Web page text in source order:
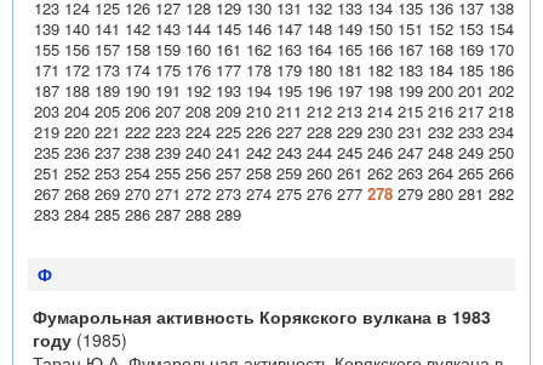
123 124 125 126 127 128 129 130 131 132 133 134 135 136 137 138
139 140 141 142 143 144 145 146 147 148 149 150 151 152 153 154
155 156 157 158 159 160 161 162 163 164 165 166 167 168 169 170
171 172 173 174 175 176 177 178 179 180 181 182 183 184 185 186
187 188 189 190 191 192 193 194 195 196 197 198 199 200 201 202
203 204 205 206 207 208 209 210 211 212 213 214 215 216 217 218
219 220 221 222 223 224 225 226 227 228 229 230 231 232 233 234
235 236 237 238 239 240 241 242 243 244 245 246 247 248 249 250
251 252 253 254 255 256 257 258 259 260 261 262 263 264 265 266
267 268 269 270 271 272 273 274 275 276 277 278 279 280 281 282
283 284 285 286 287 288 289
Ф
Фумарольная активность Корякского вулкана в 1983
году (1985)